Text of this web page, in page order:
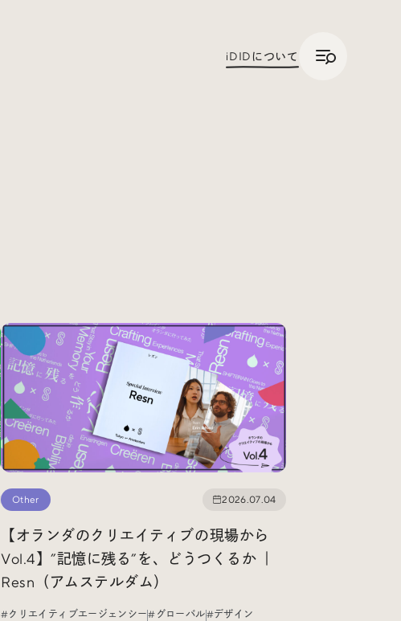
iDID について
JP/ENG
#Podcast #デザイン
#Webサイト #サイトレビュー
#デジタルデザイン #コミュニティ
#ブランディング #ご当地クリエイター
#グローバル
Other 2026.07.04
【オランダのクリエイティブの現場から
Vol.4】”記憶に残る”を、どうつくるか ｜
Resn（アムステルダム）
#クリエイティブエージェンシー#グローバル#デザイン